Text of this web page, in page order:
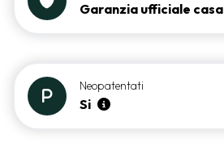
Garanzia ufficiale casa
Neopatentati
Si